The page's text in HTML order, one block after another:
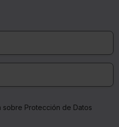
sobre Protección de Datos